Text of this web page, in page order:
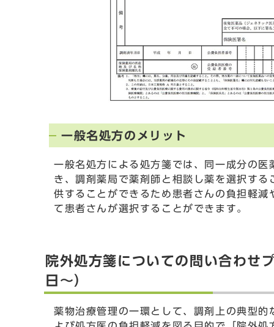
一般名処方のメリット
一般名処方による処方箋では、同一成分の
き、調剤薬局で薬剤師と相談し薬を選択す
供することができるため患者さんの負担軽
て患者さんが選択することができます。
院外処方箋についての問い合わ
日〜）
薬物治療管理の一環として、調剤上の典型